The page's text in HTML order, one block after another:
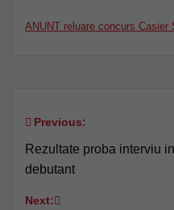
ANUNT reluare concurs Casier
Navigare
în
articole
Previous:
Rezultate proba interviu
debutant
Next: